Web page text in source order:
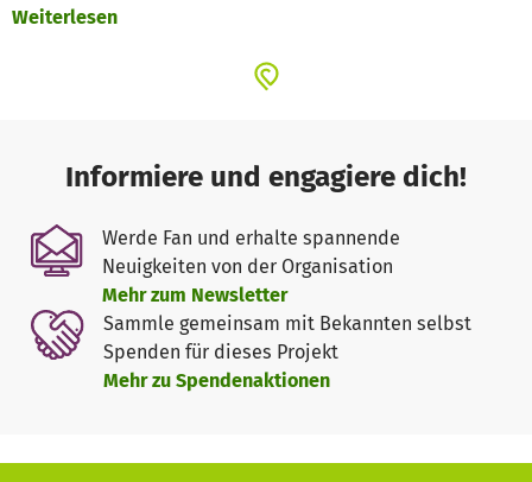
Projektes.
„TWEED Community College“. Das Angebot richtet sich an
Qualifikation verbessern möchten. Ziel ist es, durch eine
fundierte Ausbildung die unterprivilegierte ländliche
Bevölkerung, insbesondere Schulabbrecher und Frauen, zu
stärken.
Die Inhalte sind auf die Bedürfnisse der ländlichen
Bevölkerung angepasst und sollen Lücken im
Ausbildungssystem schließen. Es werden drei- bis
sechsmonatige zertifizierte Kurse zur Buchhaltung und
Weiterlesen
Informiere und engagiere dich!
Werde Fan und erhalte spannende
Neuigkeiten von der Organisation
Mehr zum Newsletter
Sammle gemeinsam mit Bekannten selbst
Spenden für dieses Projekt
Mehr zu Spendenaktionen